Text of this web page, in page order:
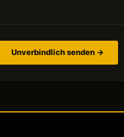
Unverbindlich senden →